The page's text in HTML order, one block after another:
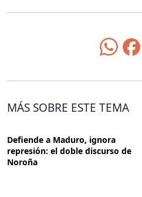
MÁS SOBRE ESTE TEMA
Defiende a Maduro, ignora
represión: el doble discurso de
Noroña